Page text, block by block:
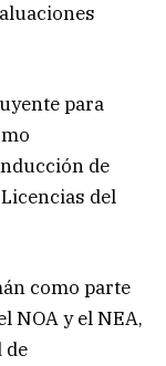
para
de
del
como parte
NOA y el NEA,
de